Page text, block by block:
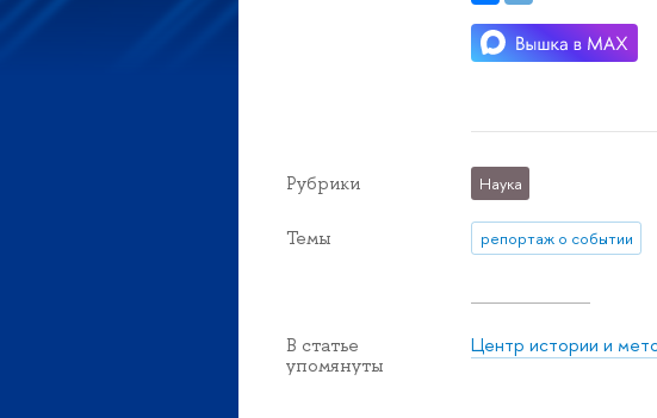
Рубрики Наука
Темы репортаж о событии
В статье
упомянуты
Центр истории и